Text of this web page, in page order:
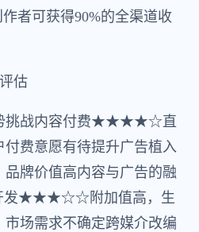
者可获得90%的全渠道收
估
挑战内容付费★★★★☆直
费意愿有待提升广告植入
价值高内容与广告的融
发★★★☆☆附加值高，生
场需求不确定跨媒介改编